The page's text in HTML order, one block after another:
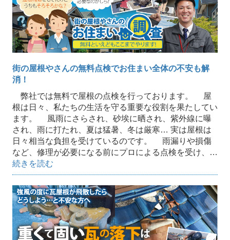
街の屋根やさんの無料点検でお住まい全体の不安も解
消！
弊社では無料で屋根の点検を行っております。 屋
根は日々、私たちの生活を守る重要な役割を果たしてい
ます。 風雨にさらされ、砂埃に晒され、紫外線に曝
され、雨に打たれ、夏は猛暑、冬は厳寒… 実は屋根は
日々相当な負担を受けているのです。 雨漏りや損傷
など、修理が必要になる前にプロによる点検を受け、…
続きを読む